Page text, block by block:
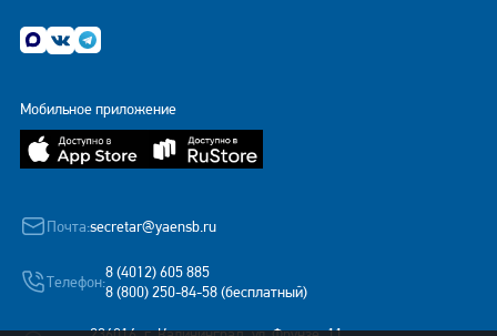
Почта:secretar@yaensb.ru
Телефон:
8 (4012) 605 885
8 (800) 250-84-58 (бесплатный)
Мобильное приложение